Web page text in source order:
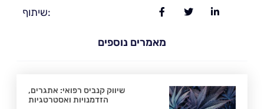
שיתוף:
מאמרים נוספים
שיווק קנביס רפואי: אתגרים,
הזדמנויות ואסטרטגיות